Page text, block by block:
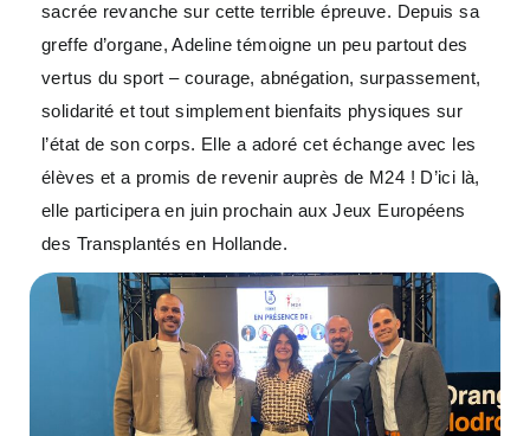
sacrée revanche sur cette terrible épreuve. Depuis sa
greffe d’organe, Adeline témoigne un peu partout des
vertus du sport – courage, abnégation, surpassement,
solidarité et tout simplement bienfaits physiques sur
l’état de son corps. Elle a adoré cet échange avec les
élèves et a promis de revenir auprès de M24 ! D’ici là,
elle participera en juin prochain aux Jeux Européens
des Transplantés en Hollande.